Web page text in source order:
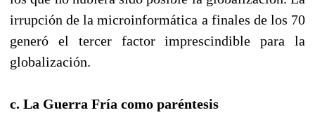
irrupción de la microinformática a finales de los 70
generó el tercer factor imprescindible para la
globalización.
c. La Guerra Fría como paréntesis